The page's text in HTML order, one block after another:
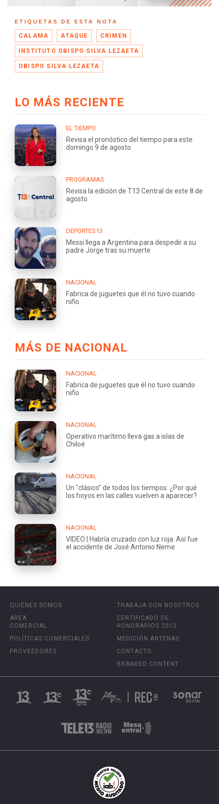
ETIQUETAS DE ESTA NOTA
CALAMA ATAQUE CRIMEN
INSTITUTO OBISPO SILVA LEZAETA
OBISPO SILVA LEZAETA
LO MÁS RECIENTE
EL TIEMPO
Revisa el pronóstico del tiempo para este
domingo 9 de agosto
PROGRAMAS
Revisa la edición de T13 Central de este 8 de
agosto
DEPORTES13
Messi llega a Argentina para despedir a su
padre Jorge tras su muerte
NACIONAL
Fabrica de juguetes que él no tuvo cuando
niño
MÁS DE NACIONAL
NACIONAL
Fabrica de juguetes que él no tuvo cuando
niño
NACIONAL
Operativo marítimo lleva gas a islas de
Chiloé
NACIONAL
Un "clásico" de todos los tiempos: ¿Por qué
los hoyos en las calles vuelven a aparecer?
NACIONAL
VIDEO | Habría cruzado con luz roja: Así fue
el accidente de José Antonio Neme
QUIÉNES SOMOS
ÁREA
COMERCIAL
POLÍTICAS COMERCIALES
PROVEEDORES
TRABAJA CON NOSOTROS
CERTIFICADO DE
HONORARIOS 2012
MEDICIÓN ANTENAS
CONTACTO
BRANDED CONTENT